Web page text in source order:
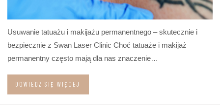
Usuwanie tatuażu i makijażu permanentnego – skutecznie i
bezpiecznie z Swan Laser Clinic Choć tatuaże i makijaż
permanentny często mają dla nas znaczenie…
DOWIEDZ SIĘ WIĘCEJ